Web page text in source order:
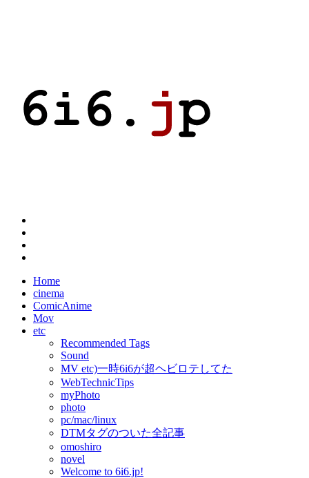
Home
cinema
ComicAnime
Mov
etc
Recommended Tags
Sound
MV etc)一時6i6が超ヘビロテしてた
WebTechnicTips
myPhoto
photo
pc/mac/linux
DTMタグのついた全記事
omoshiro
novel
Welcome to 6i6.jp!